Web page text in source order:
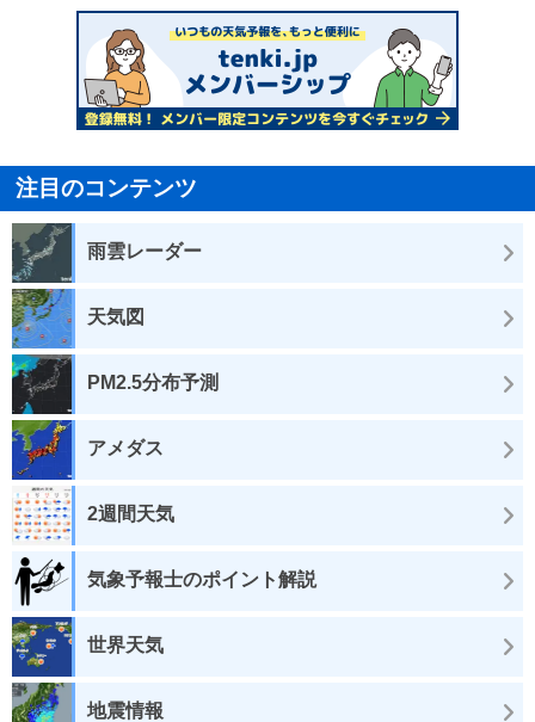
注目のコンテンツ
雨雲レーダー
天気図
PM2.5分布予測
アメダス
2週間天気
気象予報士のポイント解説
世界天気
地震情報